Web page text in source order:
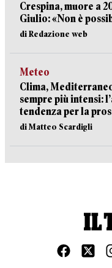
Crespina, muore a
Giulio: «Non è
di Redazione web
Meteo
Clima,
sempre più intensi:
tendenza per la
di Matteo Scardigli